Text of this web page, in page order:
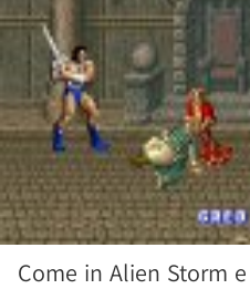
Come in Alien Storm